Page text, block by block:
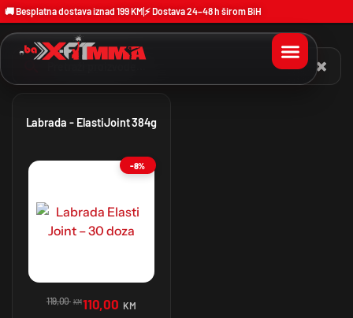
🚚 Besplatna dostava iznad 199 KM ⚡ Dostava 24–48 h širom BiH
Labrada - ElastiJoint 384g
-8%
119,00 KM110,00 KM